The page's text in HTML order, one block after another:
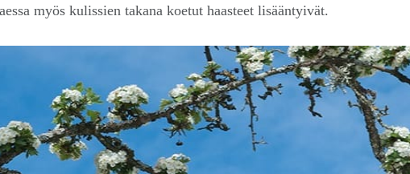
myös kulissien takana koetut haasteet lisääntyivät.